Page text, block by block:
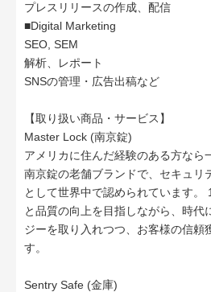
プレスリリースの作成、配信
■Digital Marketing
SEO, SEM
解析、レポート
SNSの管理・広告出稿など
【取り扱い商品・サービス】
Master Lock (南京錠)
アメリカに住んだ経験のある方なら
南京錠の老舗ブランドで、セキュリ
として世界中で認められています。
と品質の向上を目指しながら、時代
ジーを取り入れつつ、お客様の信頼
す。
Sentry Safe (金庫)